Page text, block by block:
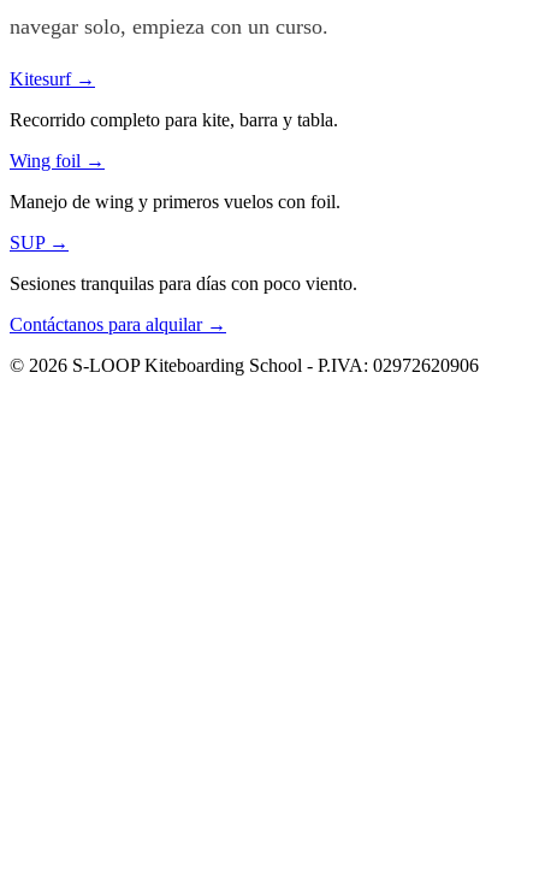
navegar solo, empieza con un curso.
Kitesurf →
Recorrido completo para kite, barra y tabla.
Wing foil →
Manejo de wing y primeros vuelos con foil.
SUP →
Sesiones tranquilas para días con poco viento.
Contáctanos para alquilar →
© 2026 S-LOOP Kiteboarding School - P.IVA: 02972620906